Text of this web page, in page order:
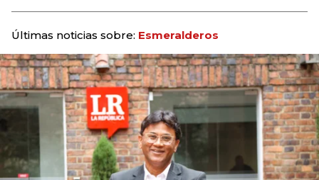
Últimas noticias sobre: Esmeralderos